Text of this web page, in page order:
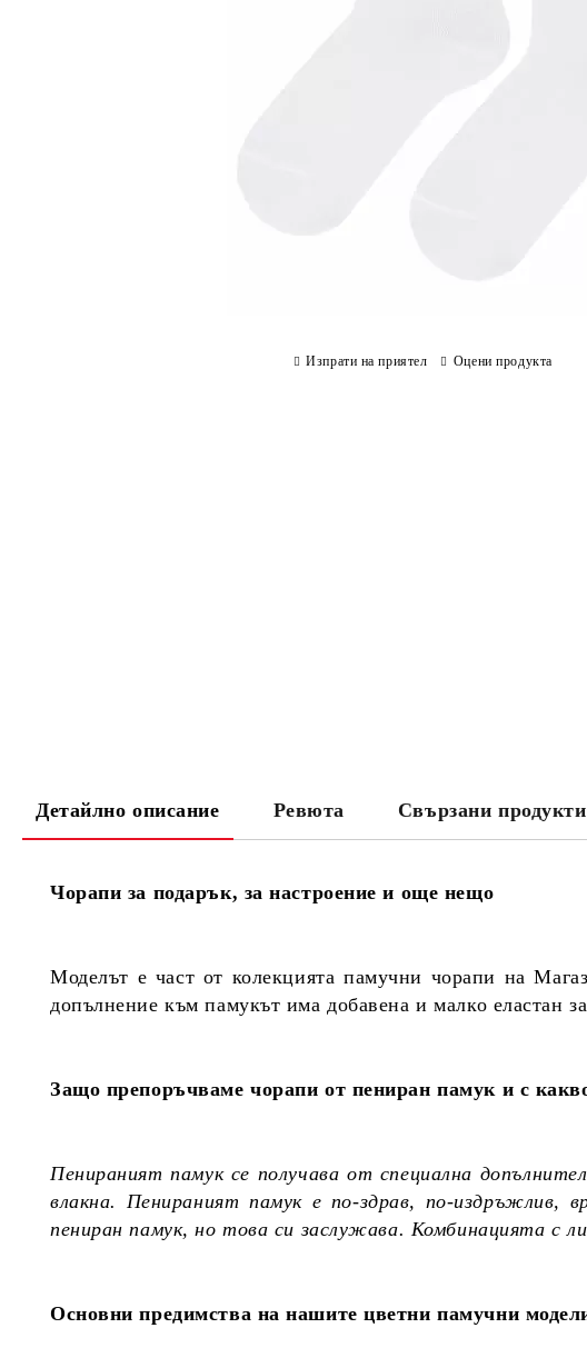
Изпрати на приятел Оцени продукта
Детайлно описание Ревюта Свързани продукти
Чорапи за подарък, за настроение и още нещо
Моделът е част от колекцията памучни чорапи на
допълнение към памукът има добавена и малко еластан
Защо препоръчваме чорапи от пениран памук и с
Пенираният памук се получава от специална
влакна. Пенираният памук е по-здрав, по-издръжлив,
пениран памук, но това си заслужава. Комбинацията с
Основни предимства на нашите цветни памучни